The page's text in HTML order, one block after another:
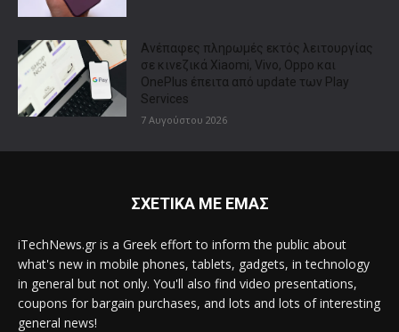
Ανέπαφες πληρωμές εκτός λειτουργίας
σε κινεζικά Xiaomi, Vivo, Oppo και
OnePlus έπειτα από update των Play
Services
7 Αυγούστου 2026
ΣΧΕΤΙΚΑ ΜΕ ΕΜΑΣ
iTechNews.gr is a Greek effort to inform the public about
what's new in mobile phones, tablets, gadgets, in technology
in general but not only. You'll also find video presentations,
coupons for bargain purchases, and lots and lots of interesting
general news!